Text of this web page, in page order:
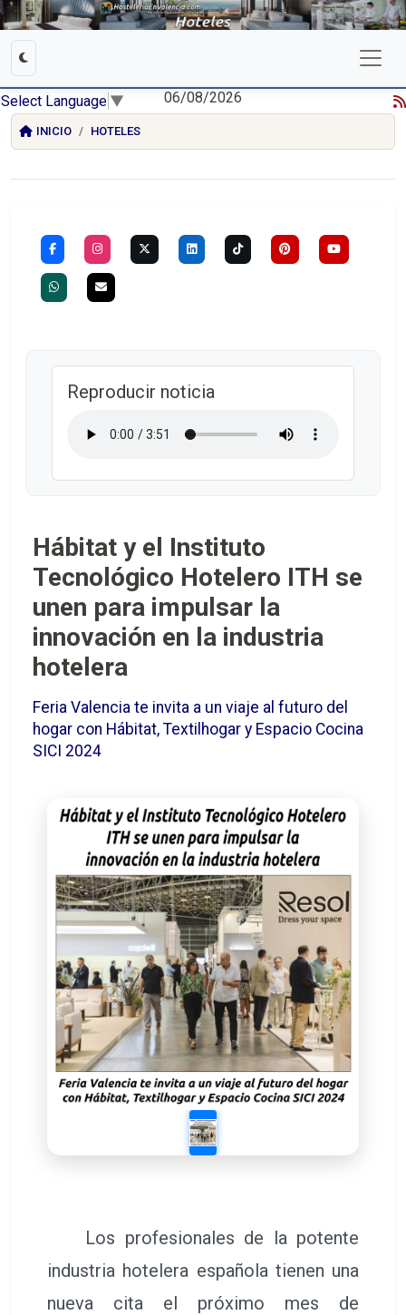
Select Language ▼ 06/08/2026
INICIO HOTELES
Reproducir noticia
Hábitat y el Instituto
Tecnológico Hotelero ITH se
unen para impulsar la
innovación en la industria
hotelera
Feria Valencia te invita a un viaje al futuro del
hogar con Hábitat, Textilhogar y Espacio Cocina
SICI 2024
Los profesionales de la potente
industria hotelera española tienen una
nueva cita el próximo mes de